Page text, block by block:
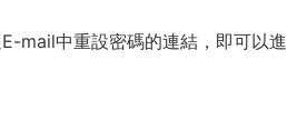
mail中重設密碼的連結，即可以進